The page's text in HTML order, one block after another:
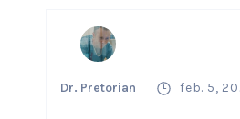
Dr. Pretorian feb. 5,